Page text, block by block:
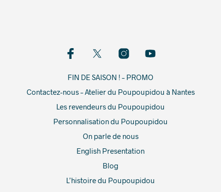
FIN DE SAISON ! – PROMO
Contactez-nous – Atelier du Poupoupidou à Nantes
Les revendeurs du Poupoupidou
Personnalisation du Poupoupidou
On parle de nous
English Presentation
Blog
L’histoire du Poupoupidou